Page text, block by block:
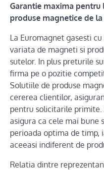
Garantie maxima
produse magnetice de
La Euromagnet gasesti
variata de magneti si
sutelor. In plus preturile
firma pe o pozitie
Solutiile de produse
cererea clientilor,
pentru solicitarile primite.
asigura ca cele mai bune
perioada optima de timp,
aceeasi indiferent de
Relatia dintre